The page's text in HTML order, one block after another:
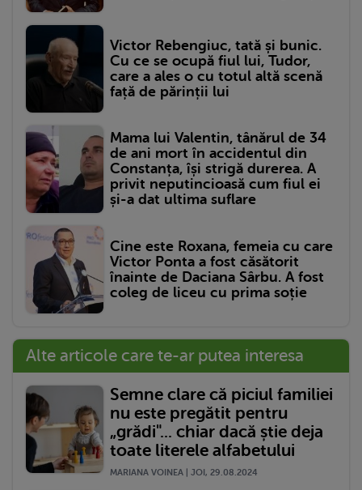
Victor Rebengiuc, tată și bunic.
Cu ce se ocupă fiul lui, Tudor,
care a ales o cu totul altă scenă
față de părinții lui
Mama lui Valentin, tânărul de 34
de ani mort în accidentul din
Constanța, își strigă durerea. A
privit neputincioasă cum fiul ei
și-a dat ultima suflare
Cine este Roxana, femeia cu care
Victor Ponta a fost căsătorit
înainte de Daciana Sârbu. A fost
coleg de liceu cu prima soție
Alte articole care te-ar putea interesa
Semne clare că piciul familiei
nu este pregătit pentru
„grădi"... chiar dacă știe deja
toate literele alfabetului
MARIANA VOINEA | JOI, 29.08.2024